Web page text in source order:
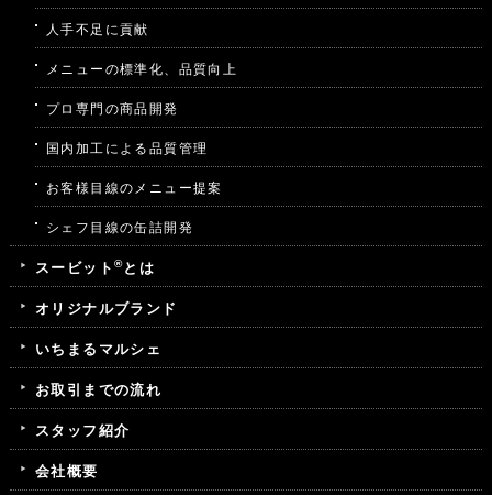
人手不足に貢献
メニューの標準化、品質向上
プロ専門の商品開発
国内加工による品質管理
お客様目線のメニュー提案
シェフ目線の缶詰開発
スービット ®とは
オリジナルブランド
いちまるマルシェ
お取引までの流れ
スタッフ紹介
会社概要